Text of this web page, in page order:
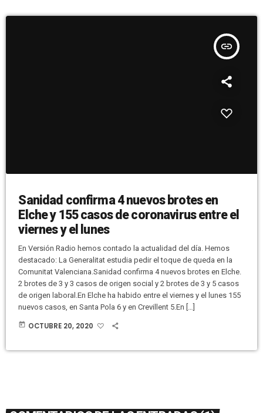
insert_link
Sanidad confirma 4 nuevos brotes en
Elche y 155 casos de coronavirus entre el
viernes y el lunes
En Versión Radio hemos contado la actualidad del día. Hemos
destacado: La Generalitat estudia pedir el toque de queda en la
Comunitat Valenciana.Sanidad confirma 4 nuevos brotes en Elche.
2 brotes de 3 y 3 casos de origen social y 2 brotes de 3 y 5 casos
de origen laboral.En Elche ha habido entre el viernes y el lunes 155
nuevos casos, en Santa Pola 6 y en Crevillent 5.En […]
today OCTUBRE 20, 2020